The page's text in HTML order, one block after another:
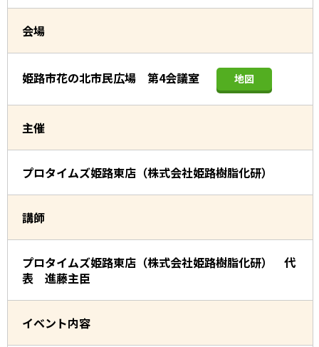
会場
姫路市花の北市民広場 第4会議室 地図
主催
プロタイムズ姫路東店（株式会社姫路樹脂化研）
講師
プロタイムズ姫路東店（株式会社姫路樹脂化研） 代
表 進藤主臣
イベント内容